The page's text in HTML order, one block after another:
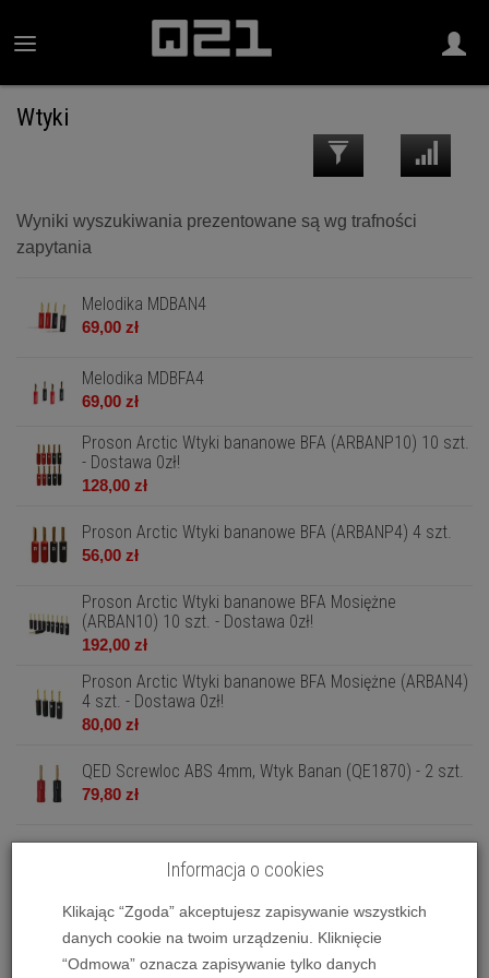
Wtyki
Wyniki wyszukiwania prezentowane są wg trafności
zapytania
Melodika MDBAN4
69,00 zł
Melodika MDBFA4
69,00 zł
Proson Arctic Wtyki bananowe BFA (ARBANP10) 10 szt.
- Dostawa 0zł!
128,00 zł
Proson Arctic Wtyki bananowe BFA (ARBANP4) 4 szt.
56,00 zł
Proson Arctic Wtyki bananowe BFA Mosiężne
(ARBAN10) 10 szt. - Dostawa 0zł!
192,00 zł
Proson Arctic Wtyki bananowe BFA Mosiężne (ARBAN4)
4 szt. - Dostawa 0zł!
80,00 zł
QED Screwloc ABS 4mm, Wtyk Banan (QE1870) - 2 szt.
79,80 zł
WireWorld - wtyk XLR
Informacja o cookies
Klikając “Zgoda” akceptujesz zapisywanie wszystkich
danych cookie na twoim urządzeniu. Kliknięcie
“Odmowa” oznacza zapisywanie tylko danych